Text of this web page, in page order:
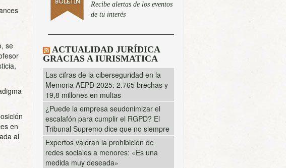
se
en
al
Recibe alertas de los eventos
de tu interés
ACTUALIDAD JURÍDICA
GRACIAS A IURISMATICA
Las cifras de la ciberseguridad en la
Memoria AEPD 2025: 2.765 brechas y
19,8 millones en multas
¿Puede la empresa seudonimizar el
escalafón para cumplir el RGPD? El
Tribunal Supremo dice que no siempre
Expertos valoran la prohibición de
redes sociales a menores: «Es una
medida muy deseada»